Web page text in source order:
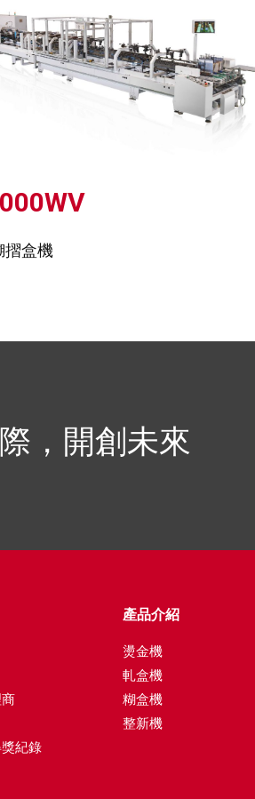
摺盒機
，開創未來
紀錄
產品介紹
燙金機
軋盒機
糊盒機
整新機